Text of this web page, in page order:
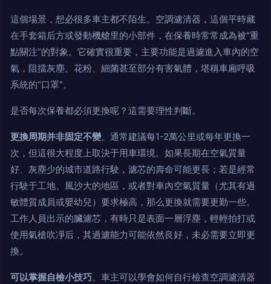
這個場景，想必很多車主都不陌生。空調濾清器，這個平時藏
在手套箱后方或發動機艙里的小部件，在保養時常常成為被“重
點關注”的對象。它確實很重要，主要功能是過濾進入車內的空
氣，阻擋灰塵、花粉、細菌甚至部分有害氣體，堪稱車廂呼吸
系統的“口罩”。
是否每次保養都必須更換呢？這需要理性判斷。
更換周期并非固定不變。通常建議每1-2萬公里或每年更換一
次，但這很大程度上取決于用車環境。如果長期在空氣質量
好、灰塵少的城市道路行駛，濾芯的壽命可能更長；若是經常
行駛于工地、風沙大的地區，或者對車內空氣質量（尤其有過
敏體質成員或嬰幼兒）要求極高，那么更換就需要更勤一些。
工作人員出示的臟濾芯，有時只是表面一層浮塵，輕輕拍打或
使用氣槍吹凈后，其過濾能力可能依然良好，未必需要立即更
換。
可以掌握自檢小技巧。車主可以學會如何自行檢查空調濾清器